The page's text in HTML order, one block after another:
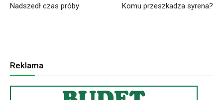
Nadszedł czas próby Komu przeszkadza syrena?
Reklama